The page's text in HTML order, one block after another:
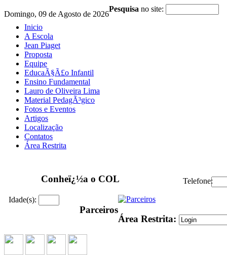
Domingo, 09 de Agosto de 2026
Pesquisa no site:
Inicio
A Escola
Jean Piaget
Proposta
Equipe
EducaÃ§Ã£o Infantil
Ensino Fundamental
Lauro de Oliveira Lima
Material PedagÃ³gico
Fotos e Eventos
Artigos
Localização
Contatos
Área Restrita
Conheï¿½a o COL Telefone:
Idade(s):
Parceiros
Área Restrita: